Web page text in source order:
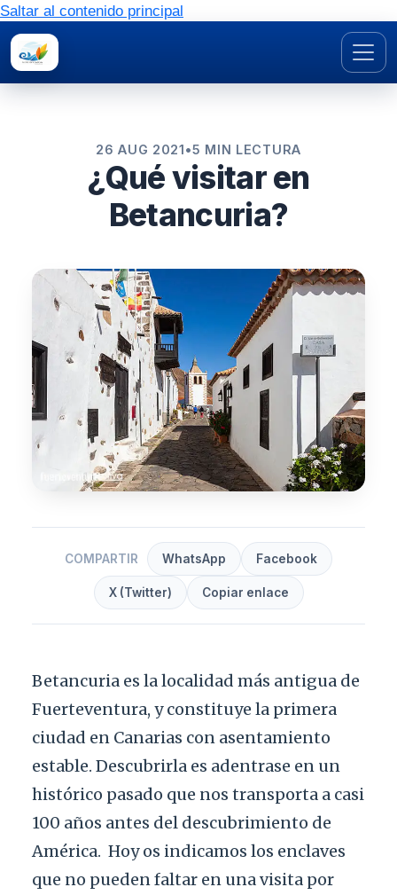
Saltar al contenido principal
26 AUG 2021•5 MIN LECTURA
¿Qué visitar en
Betancuria?
COMPARTIR WhatsApp Facebook
X (Twitter) Copiar enlace
Betancuria es la localidad más antigua de
Fuerteventura, y constituye la primera
ciudad en Canarias con asentamiento
estable. Descubrirla es adentrase en un
histórico pasado que nos transporta a casi
100 años antes del descubrimiento de
América. Hoy os indicamos los enclaves
que no pueden faltar en una visita por